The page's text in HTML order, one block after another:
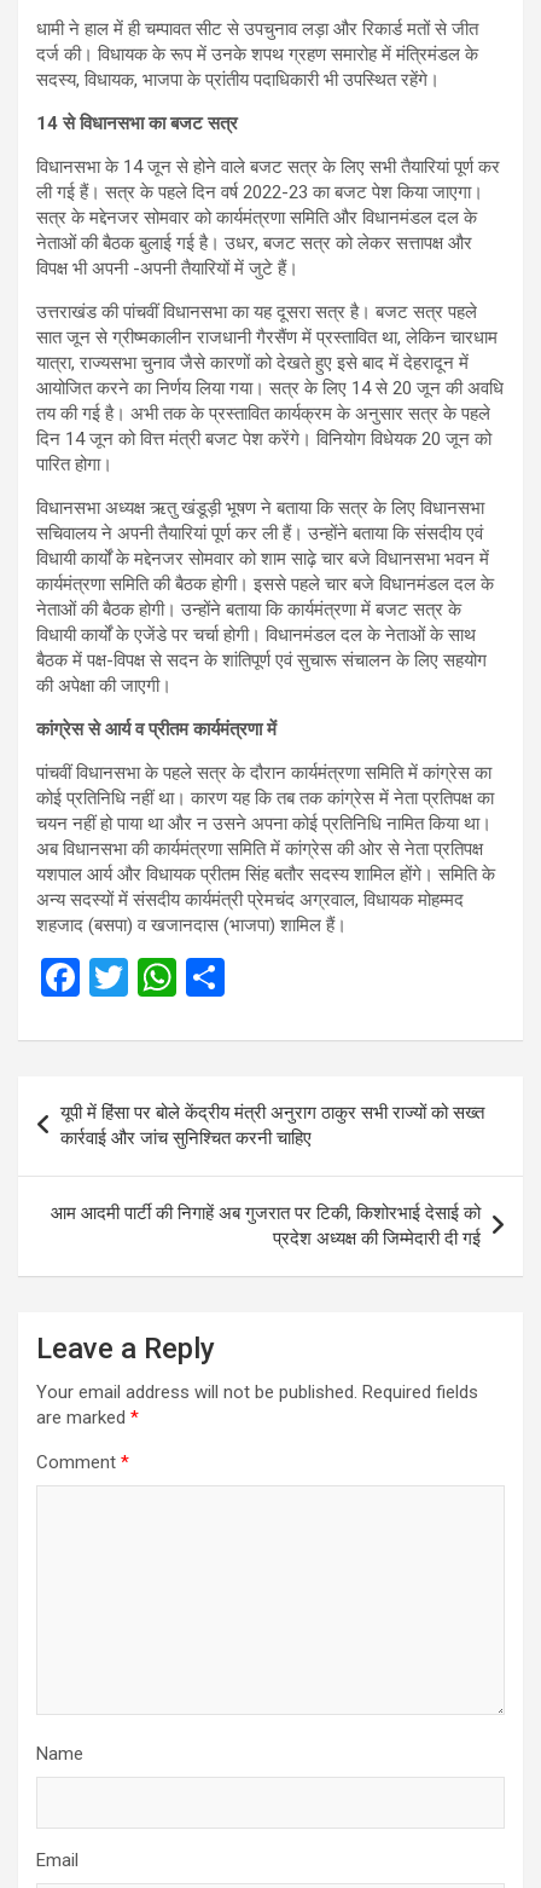
धामी ने हाल में ही चम्पावत सीट से उपचुनाव लड़ा और रिकार्ड मतों से जीत
दर्ज की। विधायक के रूप में उनके शपथ ग्रहण समारोह में मंत्रिमंडल के
सदस्य, विधायक, भाजपा के प्रांतीय पदाधिकारी भी उपस्थित रहेंगे।
14 से विधानसभा का बजट सत्र
विधानसभा के 14 जून से होने वाले बजट सत्र के लिए सभी तैयारियां पूर्ण कर
ली गई हैं। सत्र के पहले दिन वर्ष 2022-23 का बजट पेश किया जाएगा।
सत्र के मद्देनजर सोमवार को कार्यमंत्रणा समिति और विधानमंडल दल के
नेताओं की बैठक बुलाई गई है। उधर, बजट सत्र को लेकर सत्तापक्ष और
विपक्ष भी अपनी -अपनी तैयारियों में जुटे हैं।
उत्तराखंड की पांचवीं विधानसभा का यह दूसरा सत्र है। बजट सत्र पहले
सात जून से ग्रीष्मकालीन राजधानी गैरसैंण में प्रस्तावित था, लेकिन चारधाम
यात्रा, राज्यसभा चुनाव जैसे कारणों को देखते हुए इसे बाद में देहरादून में
आयोजित करने का निर्णय लिया गया। सत्र के लिए 14 से 20 जून की अवधि
तय की गई है। अभी तक के प्रस्तावित कार्यक्रम के अनुसार सत्र के पहले
दिन 14 जून को वित्त मंत्री बजट पेश करेंगे। विनियोग विधेयक 20 जून को
पारित होगा।
विधानसभा अध्यक्ष ऋतु खंडूड़ी भूषण ने बताया कि सत्र के लिए विधानसभा
सचिवालय ने अपनी तैयारियां पूर्ण कर ली हैं। उन्होंने बताया कि संसदीय एवं
विधायी कार्यों के मद्देनजर सोमवार को शाम साढ़े चार बजे विधानसभा भवन में
कार्यमंत्रणा समिति की बैठक होगी। इससे पहले चार बजे विधानमंडल दल के
नेताओं की बैठक होगी। उन्होंने बताया कि कार्यमंत्रणा में बजट सत्र के
विधायी कार्यों के एजेंडे पर चर्चा होगी। विधानमंडल दल के नेताओं के साथ
बैठक में पक्ष-विपक्ष से सदन के शांतिपूर्ण एवं सुचारू संचालन के लिए सहयोग
की अपेक्षा की जाएगी।
कांग्रेस से आर्य व प्रीतम कार्यमंत्रणा में
पांचवीं विधानसभा के पहले सत्र के दौरान कार्यमंत्रणा समिति में कांग्रेस का
कोई प्रतिनिधि नहीं था। कारण यह कि तब तक कांग्रेस में नेता प्रतिपक्ष का
चयन नहीं हो पाया था और न उसने अपना कोई प्रतिनिधि नामित किया था।
अब विधानसभा की कार्यमंत्रणा समिति में कांग्रेस की ओर से नेता प्रतिपक्ष
यशपाल आर्य और विधायक प्रीतम सिंह बतौर सदस्य शामिल होंगे। समिति के
अन्य सदस्यों में संसदीय कार्यमंत्री प्रेमचंद अग्रवाल, विधायक मोहम्मद
शहजाद (बसपा) व खजानदास (भाजपा) शामिल हैं।
F
ce
b
o
o
k
T
tt
W
at
s
A
p
p
ar
e
Post
navigation
यूपी में हिंसा पर बोले केंद्रीय मंत्री अनुराग ठाकुर सभी राज्‍यों को सख्त
कार्रवाई और जांच सुनिश्चित करनी चाहिए
आम आदमी पार्टी की निगाहें अब गुजरात पर टिकी, किशोरभाई देसाई को
प्रदेश अध्यक्ष की जिम्मेदारी दी गई
Leave a Reply
Your email address will not be published. Required fields
are marked *
Comment *
Name
Email